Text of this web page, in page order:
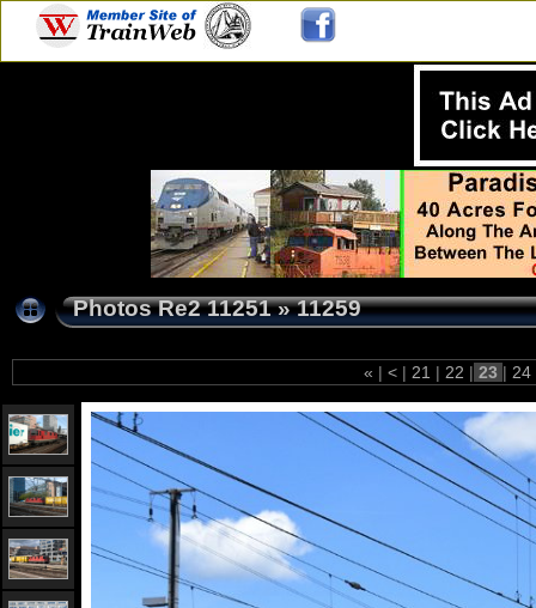
Photos Re2 11251»11259
« | < | 21 | 22 | 23 | 24